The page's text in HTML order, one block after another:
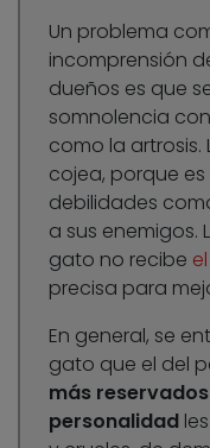
Un problema
incomprensión
dueños es que
somnolencia
como la artrosis.
cojea, porque
debilidades
a sus enemigos.
gato no recibe
precisa para
En general, se
gato que el del
más
personalidad